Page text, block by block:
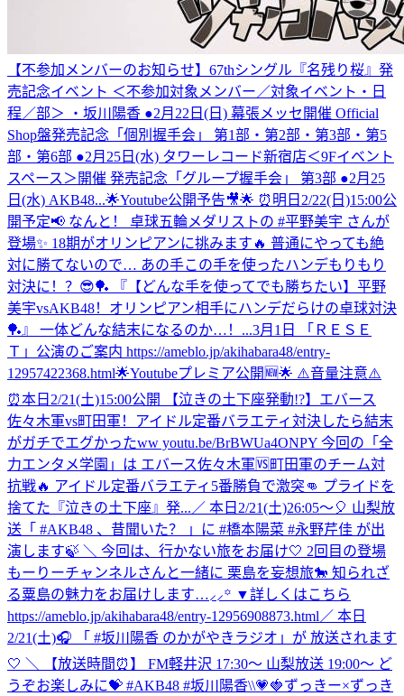
【不参加メンバーのお知らせ】67thシングル『名残り桜』発
売記念イベント ＜不参加対象メンバー／対象イベント・日
程／部＞ ・坂川陽香 ●2月22日(日) 幕張メッセ開催 Official
Shop盤発売記念「個別握手会」 第1部・第2部・第3部・第5
部・第6部 ●2月25日(水) タワーレコード新宿店＜9Fイベント
スペース＞開催 発売記念「グループ握手会」 第3部 ●2月25
日(水) AKB48...🌟Youtube公開予告🎥🌟 ⏰️明日2/22(日)15:00公
開予定📢 なんと！ 卓球五輪メダリストの #平野美宇 さんが
登場✨ 18期がオリンピアンに挑みます🔥 普通にやっても絶
対に勝てないので… あの手この手を使ったハンデもりもり
対決に！？😎🏓 『【どんな手を使ってでも勝ちたい】平野
美宇vsAKB48！オリンピアン相手にハンデだらけの卓球対決
🏓』 一体どんな結末になるのか…！...3月1日 「ＲＥＳＥ
Ｔ」公演のご案内 https://ameblo.jp/akihabara48/entry-
12957422368.html🌟Youtubeプレミア公開🆕🌟 ⚠️音量注意⚠️
⏰本日2/21(土)15:00公開 【泣きの土下座発動!?】エバース
佐々木軍vs町田軍！アイドル定番バラエティ対決したら結末
がガチでエグかったww youtu.be/BrBWUa4ONPY 今回の「全
力エンタメ学園」は エバース佐々木軍🆚町田軍のチーム対
抗戦🔥 アイドル定番バラエティ5番勝負で激突👊 プライドを
捨てた『泣きの土下座』発... ／ 本日2/21(土)26:05～🎈 山梨放
送「 #AKB48 、昔聞いた？ 」に #橋本陽菜 #永野芹佳 が出
演します🍃 ＼ 今回は、行かない旅をお届け🤍 2回目の登場
もーりーチャンネルさんと一緒に 栗島を妄想旅🐎 知られざ
る粟島の魅力をお届けします…⸝⸝꙳ ▼詳しくはこちら
https://ameblo.jp/akihabara48/entry-12956908873.html ／ 本日
2/21(土)🎧 「 #坂川陽香 のかがやきラジオ」が 放送されます
🤍 ＼ 【放送時間⏰】 FM軽井沢 17:30～ 山梨放送 19:00～ ど
うぞお楽しみに💝 #AKB48 #坂川陽香\\💗🍓ずっきー×ずっき